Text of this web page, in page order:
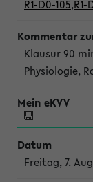
R1-D0-105,R1-
Klausur 90
Physiologie,
Freitag, 7.